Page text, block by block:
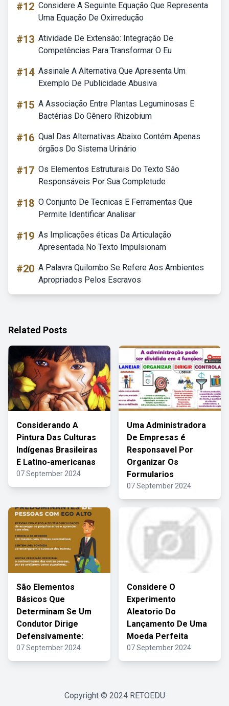
#12 Considere A Seguinte Equação Que Representa
Uma Equação De Oxirredução
#13 Atividade De Extensão: Integração De
Competências Para Transformar O Eu
#14 Assinale A Alternativa Que Apresenta Um
Exemplo De Publicidade Abusiva
#15 A Associação Entre Plantas Leguminosas E
Bactérias Do Gênero Rhizobium
#16 Qual Das Alternativas Abaixo Contém Apenas
órgãos Do Sistema Urinário
#17 Os Elementos Estruturais Do Texto São
Responsáveis Por Sua Completude
#18 O Conjunto De Tecnicas E Ferramentas Que
Permite Identificar Analisar
#19 As Implicações éticas Da Articulação
Apresentada No Texto Impulsionam
#20 A Palavra Quilombo Se Refere Aos Ambientes
Apropriados Pelos Escravos
Related Posts
Considerando A
Pintura Das Culturas
Indígenas Brasileiras
E Latino-americanas
07 September 2024
Uma Administradora
De Empresas é
Responsavel Por
Organizar Os
Formularios
07 September 2024
São Elementos
Básicos Que
Determinam Se Um
Condutor Dirige
Defensivamente:
07 September 2024
Considere O
Experimento
Aleatorio Do
Lançamento De Uma
Moeda Perfeita
07 September 2024
Copyright © 2024 RETOEDU